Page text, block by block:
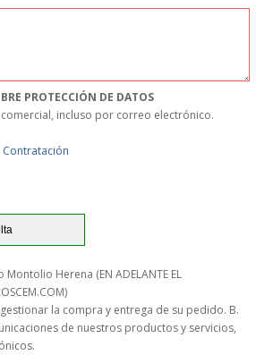
PROTECCIÓN DE DATOS
incluso por correo electrónico.
Montolio Herena (EN ADELANTE EL
la compra y entrega de su pedido. B.
de nuestros productos y servicios,